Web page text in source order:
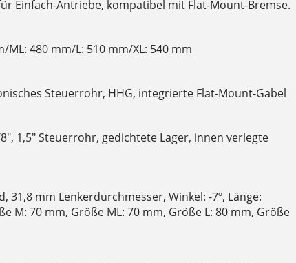
Einfach-Antriebe, kompatibel mit Flat-Mount-Bremse.
ML: 480 mm/L: 510 mm/XL: 540 mm
Steuerrohr, HHG, integrierte Flat-Mount-Gabel
8", 1,5" Steuerrohr, gedichtete Lager, innen verlegte
31,8 mm Lenkerdurchmesser, Winkel: -7º, Länge:
M: 70 mm, Größe ML: 70 mm, Größe L: 80 mm, Größe